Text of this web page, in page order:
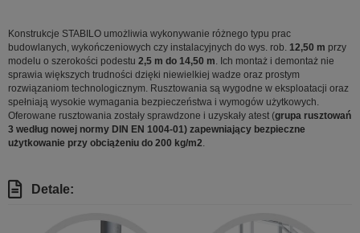
Konstrukcje STABILO umożliwia wykonywanie różnego typu prac
budowlanych, wykończeniowych czy instalacyjnych do wys. rob. 12,50 m przy
modelu o szerokości podestu 2,5 m do 14,50 m. Ich montaż i demontaż nie
sprawia większych trudności dzięki niewielkiej wadze oraz prostym
rozwiązaniom technologicznym. Rusztowania są wygodne w eksploatacji oraz
spełniają wysokie wymagania bezpieczeństwa i wymogów użytkowych.
Oferowane rusztowania zostały sprawdzone i uzyskały atest (grupa rusztowań
3 według nowej normy DIN EN 1004-01) zapewniający bezpieczne
użytkowanie przy obciążeniu do 200 kg/m2.
Detale: